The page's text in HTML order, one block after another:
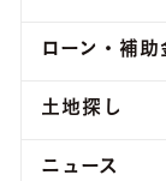
ローン・補助
土地探し
ニュース